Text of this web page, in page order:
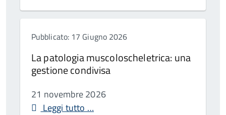
Pubblicato: 17 Giugno 2026
La patologia muscoloscheletrica: una
gestione condivisa
21 novembre 2026
Leggi tutto …